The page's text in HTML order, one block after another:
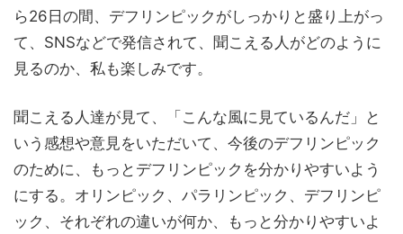
ら26日の間、デフリンピックがしっかりと盛り上がっ
て、SNSなどで発信されて、聞こえる人がどのように
見るのか、私も楽しみです。
聞こえる人達が見て、「こんな風に見ているんだ」と
いう感想や意見をいただいて、今後のデフリンピック
のために、もっとデフリンピックを分かりやすいよう
にする。オリンピック、パラリンピック、デフリンピ
ック、それぞれの違いが何か、もっと分かりやすいよ